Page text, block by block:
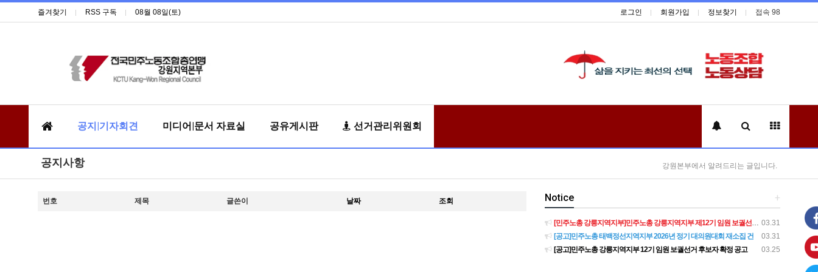
즐겨찾기 RSS 구독 08월 08일(토) 로그인 회원가입 정보찾기 접속 98
공지|기자회견 미디어|문서 자료실 공유게시판 선거관리위원회
공지사항 강원본부에서 알려드리는 글입니다.
번호 제목 글쓴이 날짜 조회 +
Notice
03.31
[민주노총 강릉지역지부]민주노총 강릉지역지부 제12기 임원 보궐선거결과 공고
03.31
[공고]민주노총 태백정선지역지부 2026년 정기 대의원대회 재소집 건
03.25
[공고]민주노총 강릉지역지부 12기 임원 보궐선거 후보자 확정 공고